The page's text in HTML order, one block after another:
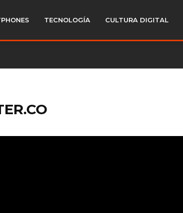
TECNOLOGÍA CULTURA DIGITAL